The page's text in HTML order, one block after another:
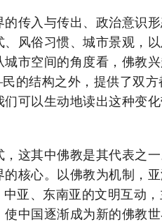
传入与传出、政治意识
风俗习惯、城市景观，
市空间的角度看，佛教
的结构之外，提供了双
可以生动地读出这种变
这其中佛教是其代表之
核心。以佛教为机制，
亚、东南亚的文明互动
中国逐渐成为新的佛教